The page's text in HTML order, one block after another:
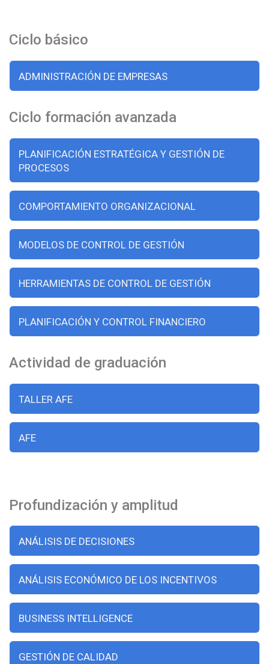
Ciclo básico
ADMINISTRACIÓN DE EMPRESAS
Ciclo formación avanzada
PLANIFICACIÓN ESTRATÉGICA Y GESTIÓN DE
PROCESOS
COMPORTAMIENTO ORGANIZACIONAL
MODELOS DE CONTROL DE GESTIÓN
HERRAMIENTAS DE CONTROL DE GESTIÓN
PLANIFICACIÓN Y CONTROL FINANCIERO
Actividad de graduación
TALLER AFE
AFE
Profundización y amplitud
ANÁLISIS DE DECISIONES
ANÁLISIS ECONÓMICO DE LOS INCENTIVOS
BUSINESS INTELLIGENCE
GESTIÓN DE CALIDAD